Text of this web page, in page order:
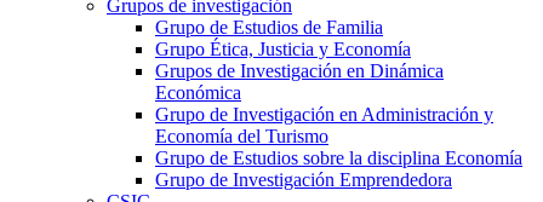
Grupos de investigación
Grupo de Estudios de Familia
Grupo Ética, Justicia y Economía
Grupos de Investigación en Dinámica
Económica
Grupo de Investigación en Administración y
Economía del Turismo
Grupo de Estudios sobre la disciplina Economía
Grupo de Investigación Emprendedora